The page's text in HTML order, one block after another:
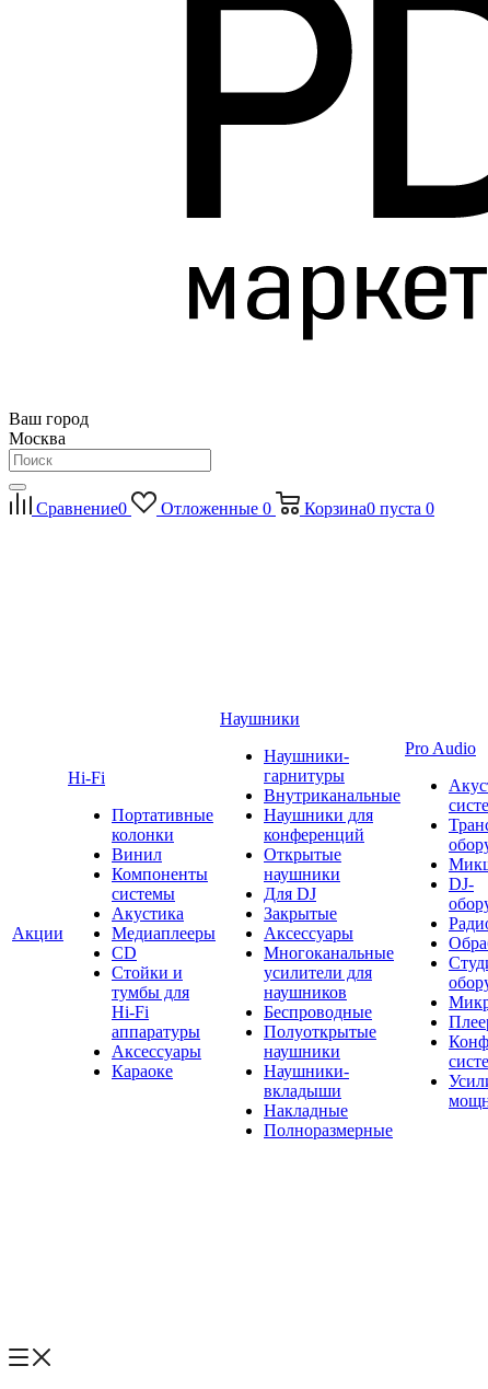
Ваш город
Москва
Сравнение0 Отложенные 0 Корзина0 пуста 0
Акции
Hi-Fi
Портативные
колонки
Винил
Компоненты
системы
Акустика
Медиаплееры
CD
Стойки и
тумбы для
Hi-Fi
аппаратуры
Аксессуары
Караоке
Наушники
Наушники-
гарнитуры
Внутриканальные
Наушники для
конференций
Открытые
наушники
Для DJ
Закрытые
Аксессуары
Многоканальные
усилители для
наушников
Беспроводные
Полуоткрытые
наушники
Наушники-
вкладыши
Накладные
Полноразмерные
Pro Audio
DJ-